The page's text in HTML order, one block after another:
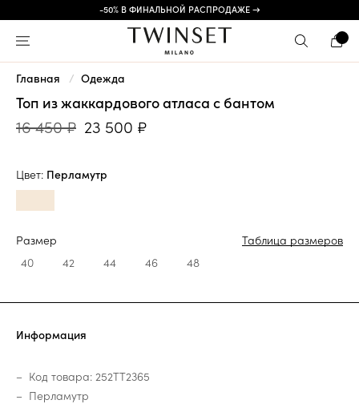
-50% В ФИНАЛЬНОЙ РАСПРОДАЖЕ →
Главная Одежда
Топ из жаккардового атласа с бантом
16 450 ₽ 23 500 ₽
Цвет: Перламутр
Размер
Таблица размеров
40
42 44 46 48
Информация
Код товара: 252TT2365
Перламутр